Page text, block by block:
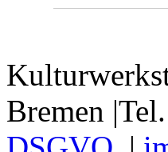
Bremen